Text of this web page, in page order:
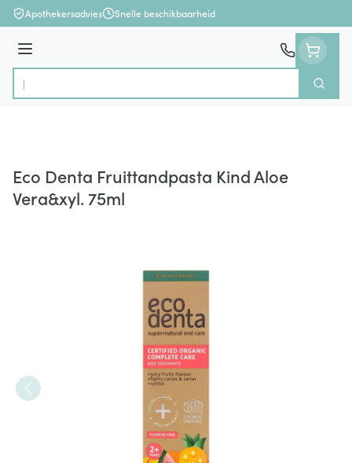
Ga naar de inhoud
Apothekersadvies Snelle beschikbaarheid
Menu
Product, merk, categorie...
Zoek
Eco Denta Fruittandpasta Kind Aloe
Vera&xyl. 75ml